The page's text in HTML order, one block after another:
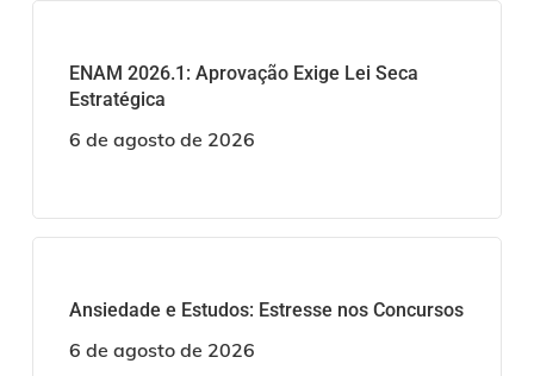
ENAM 2026.1: Aprovação Exige Lei Seca
Estratégica
6 de agosto de 2026
Ansiedade e Estudos: Estresse nos Concursos
6 de agosto de 2026